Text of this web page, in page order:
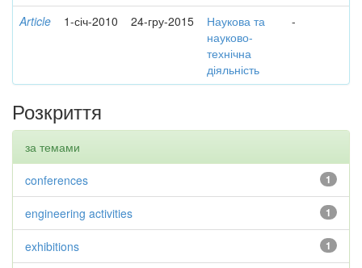
Article 1-січ-2010 24-гру-2015
Наукова та
науково-
технічна
діяльність
-
Розкриття
за темами
1
conferences
1
engineering activities
1
exhibitions